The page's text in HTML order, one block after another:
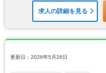
求人の詳細を見る
更新日：2026年5月26日